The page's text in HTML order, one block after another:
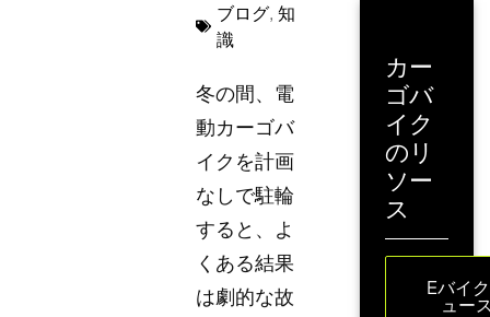
ブログ,知
識
冬の間、電
動カーゴバ
イクを計画
なしで駐輪
すると、よ
くある結果
は劇的な故
カー
ゴバ
イク
のリ
ソー
ス
Eバイ
ュー